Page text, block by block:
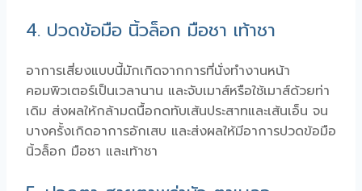
4. ปวดข้อมือ นิ้วล็อก มือชา เท้าชา
อาการเสี่ยงแบบนี้มักเกิดจากการที่นั่งทำงานหน้า
คอมพิวเตอร์เป็นเวลานาน และจับเมาส์หรือใช้เมาส์ด้วยท่า
เดิม ส่งผลให้กล้ามดนื้อกดทับเส้นประสาทและเส้นเอ็น จน
บางครั้งเกิดอาการอักเสบ และส่งผลให้มีอาการปวดข้อมือ
นิ้วล็อก มือชา และเท้าชา